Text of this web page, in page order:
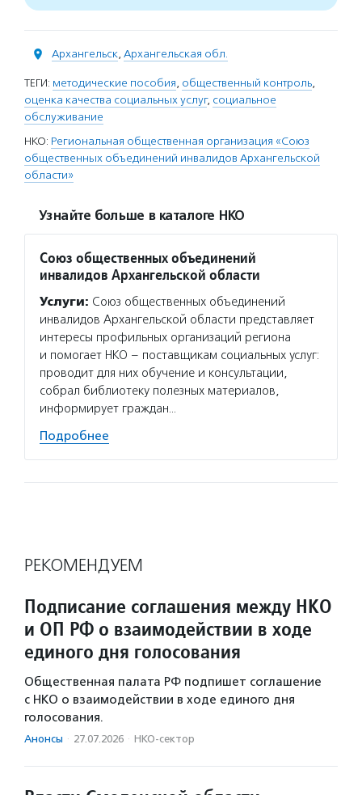
Архангельск, Архангельская обл.
ТЕГИ: методические пособия, общественный контроль,
оценка качества социальных услуг, социальное
обслуживание
НКО: Региональная общественная организация «Союз
общественных объединений инвалидов Архангельской
области»
Узнайте больше в каталоге НКО
Союз общественных объединений
инвалидов Архангельской области
Услуги: Союз общественных объединений
инвалидов Архангельской области представляет
интересы профильных организаций региона
и помогает НКО – поставщикам социальных услуг:
проводит для них обучение и консультации,
собрал библиотеку полезных материалов,
информирует граждан…
Подробнее
РЕКОМЕНДУЕМ
Подписание соглашения между НКО
и ОП РФ о взаимодействии в ходе
единого дня голосования
Общественная палата РФ подпишет соглашение
с НКО о взаимодействии в ходе единого дня
голосования.
Анонсы · 27.07.2026 · НКО-сектор